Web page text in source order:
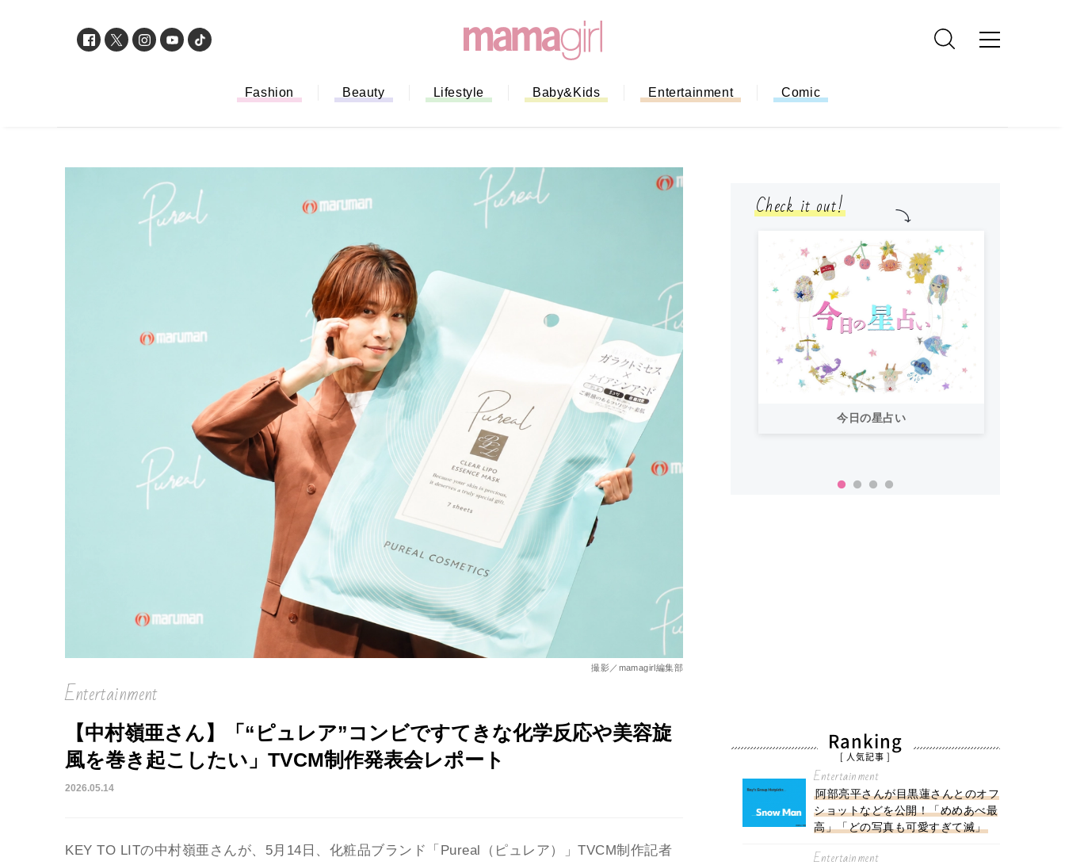
Fashion Beauty Lifestyle Baby&Kids Entertainment Comic
撮影／mamagirl編集部
Entertainment
【中村嶺亜さん】「“ピュレア”コンビですてきな化学反応や美容旋
風を巻き起こしたい」TVCM制作発表会レポート
2026.05.14
KEY TO LITの中村嶺亜さんが、5月14日、化粧品ブランド「Pureal（ピュレア）」TVCM制作記者
Check it out!
「もう行列に並ばない！」ミスドのモ
バイルオーダー完全ガイド｜支払い方
法から受け取り方までネットオーダー
を徹底解説
今日の星占い
Ranking
[ 人気記事 ]
Entertainment
阿部亮平さんが目黒蓮さんとのオフ
ショットなどを公開！「めめあべ最
高」「どの写真も可愛すぎて滅」
Entertainment